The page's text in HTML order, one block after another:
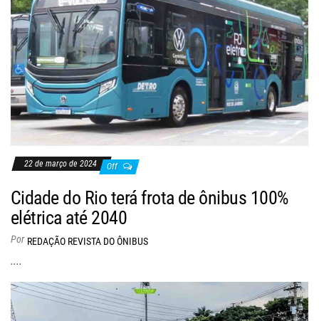
22 de março de 2024 Off
Cidade do Rio terá frota de ônibus 100%
elétrica até 2040
Por REDAÇÃO REVISTA DO ÔNIBUS
....